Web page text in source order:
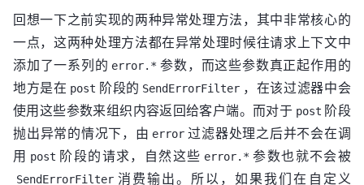
回想一下之前实现的两种异常处理方法，其中非常核心的
一点，这两种处理方法都在异常处理时候往请求上下文中
添加了一系列的 error.* 参数，而这些参数真正起作用的
地方是在 post 阶段的 SendErrorFilter ，在该过滤器中会
使用这些参数来组织内容返回给客户端。而对于 post 阶段
抛出异常的情况下，由 error 过滤器处理之后并不会在调
用 post 阶段的请求，自然这些 error.* 参数也就不会被
SendErrorFilter 消费输出。所以，如果我们在自定义